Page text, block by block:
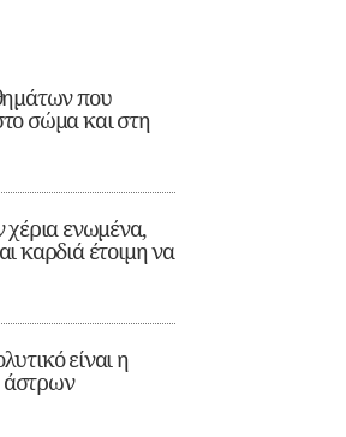
που
σώμα και στη
χέρια ενωμένα,
καρδιά έτοιμη να
είναι η